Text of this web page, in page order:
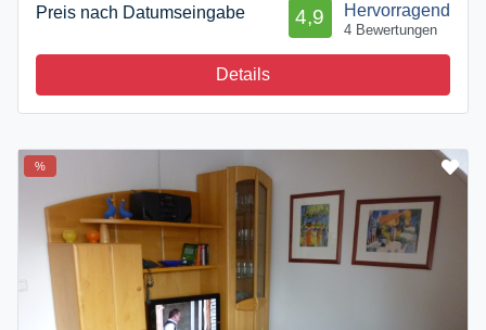
Preis nach Datumseingabe Hervorragend
4,9
4 Bewertungen
Details
%